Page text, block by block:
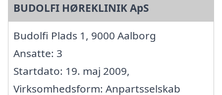
BUDOLFI HØREKLINIK ApS
Budolfi Plads 1, 9000 Aalborg
Ansatte: 3
Startdato: 19. maj 2009,
Virksomhedsform: Anpartsselskab